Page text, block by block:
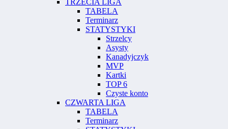
TABELA
Terminarz
STATYSTYKI
Strzelcy
Asysty
Kanadyjczyk
MVP
Kartki
TOP 6
Czyste konto
CZWARTA LIGA
TABELA
Terminarz